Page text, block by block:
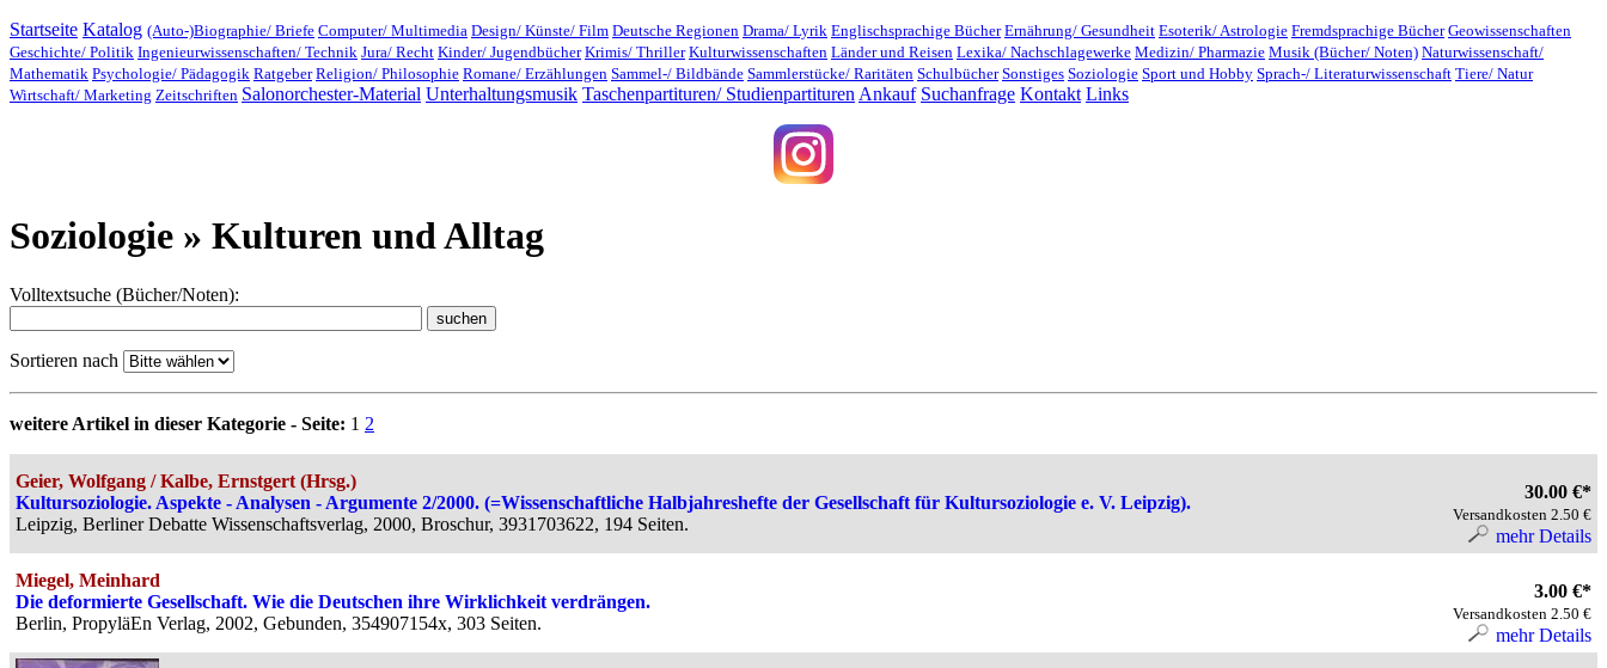
Startseite Katalog (Auto-)Biographie/ Briefe Computer/ Multimedia Design/ Künste/ Film Deutsche Regionen Drama/ Lyrik Englischsprachige Bücher Ernährung/ Gesundheit Esoterik/ Astrologie Fremdsprachige Bücher Geowissenschaften
Geschichte/ Politik Ingenieurwissenschaften/ Technik Jura/ Recht Kinder/ Jugendbücher Krimis/ Thriller Kulturwissenschaften Länder und Reisen Lexika/ Nachschlagewerke Medizin/ Pharmazie Musik (Bücher/ Noten) Naturwissenschaft/
Mathematik Psychologie/ Pädagogik Ratgeber Religion/ Philosophie Romane/ Erzählungen Sammel-/ Bildbände Sammlerstücke/ Raritäten Schulbücher Sonstiges Soziologie Sport und Hobby Sprach-/ Literaturwissenschaft Tiere/ Natur
Wirtschaft/ Marketing Zeitschriften Salonorchester-Material Unterhaltungsmusik Taschenpartituren/ Studienpartituren Ankauf Suchanfrage Kontakt Links
Soziologie » Kulturen und Alltag
Volltextsuche (Bücher/Noten):
Sortieren nach
weitere Artikel in dieser Kategorie - Seite: 1 2
Geier, Wolfgang / Kalbe, Ernstgert (Hrsg.)
Kultursoziologie. Aspekte - Analysen - Argumente 2/2000. (=Wissenschaftliche Halbjahreshefte der Gesellschaft für Kultursoziologie e. V. Leipzig).
Leipzig, Berliner Debatte Wissenschaftsverlag, 2000, Broschur, 3931703622, 194 Seiten.
30.00 €*
Versandkosten 2.50 €
mehr Details
Miegel, Meinhard
Die deformierte Gesellschaft. Wie die Deutschen ihre Wirklichkeit verdrängen.
Berlin, PropyläEn Verlag, 2002, Gebunden, 354907154x, 303 Seiten.
3.00 €*
Versandkosten 2.50 €
mehr Details